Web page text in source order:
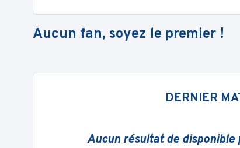
Aucun fan, soyez le premier !
DERNIER
Aucun résultat de disponible